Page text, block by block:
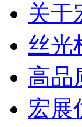
关于
丝光
高品
宏展